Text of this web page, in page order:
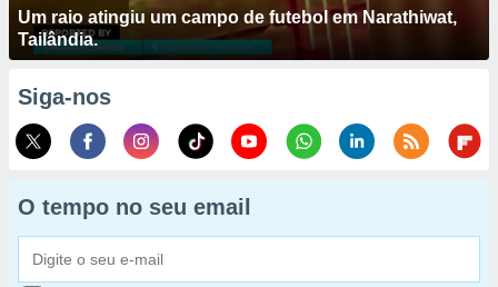
Um raio atingiu um campo de futebol em Narathiwat,
Tailândia.
Siga-nos
O tempo no seu email